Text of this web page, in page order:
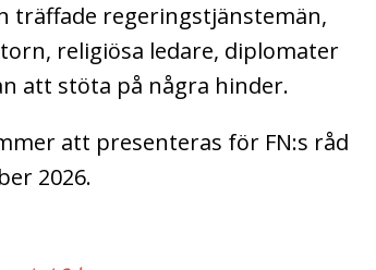
träffade regeringstjänstemän,
religiösa ledare, diplomater
att stöta på några hinder.
att presenteras för FN:s råd
2026.